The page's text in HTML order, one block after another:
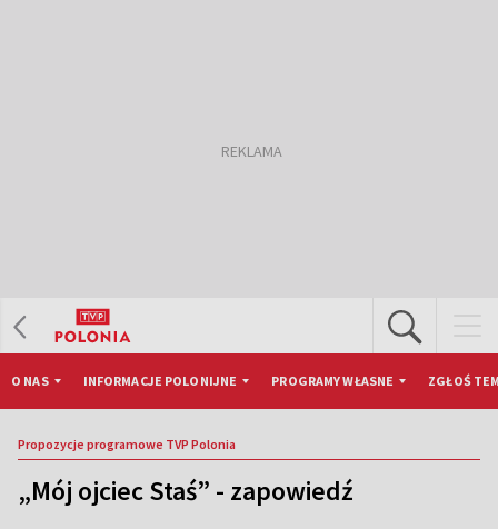
O NAS INFORMACJE POLONIJNE PROGRAMY WŁASNE ZGŁOŚ
Propozycje programowe TVP Polonia
„Mój ojciec Staś” - zapowiedź